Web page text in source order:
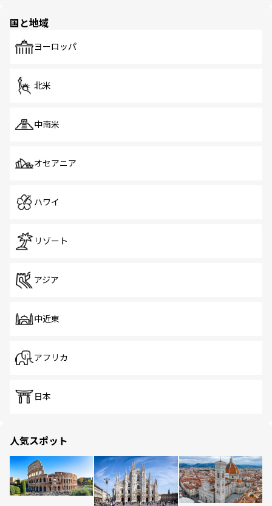
で、ホーカーズは地元の風情を楽しめる外せないスポット
国と地域
ヨーロッパ
北米
中南米
オセアニア
ハワイ
リゾート
アジア
中近東
アフリカ
日本
人気スポット